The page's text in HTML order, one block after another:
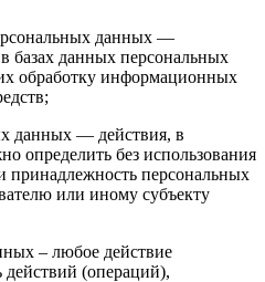
данных —
базах данных персональных
обработку информационных
данных — действия, в
определить без использования
персональных
или иному субъекту
– любое действие
действий (операций),